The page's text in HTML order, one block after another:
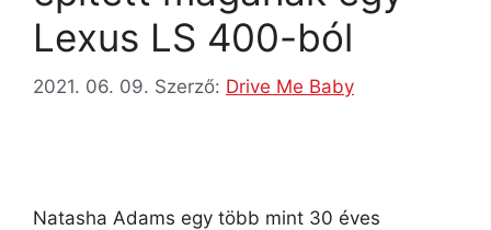
Lexus LS 400-ból
2021. 06. 09. Szerző: Drive Me Baby
Natasha Adams egy több mint 30 éves